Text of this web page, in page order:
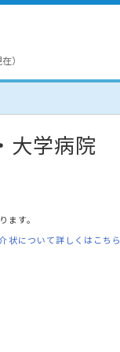
）
大学病院
す。
状について詳しくはこちら